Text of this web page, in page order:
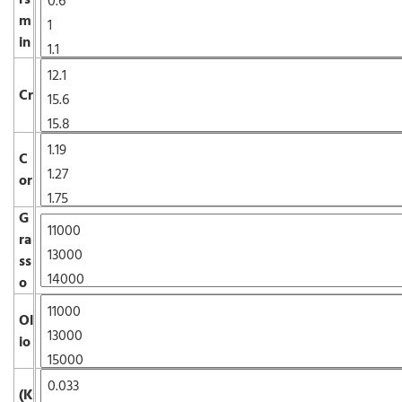
m
in
Cr
C
or
G
ra
ss
o
Ol
io
(K